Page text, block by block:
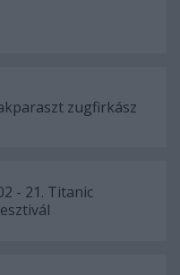
zugfirkász
- 21. Titanic